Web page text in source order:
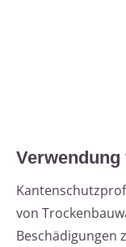
von
Beschädigungen